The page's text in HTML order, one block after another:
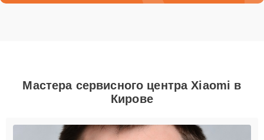
Мастера сервисного центра Xiaomi в
Кирове